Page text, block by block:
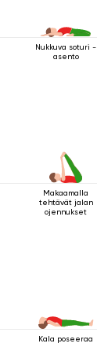
Nukkuva soturi -
asento
Makaamalla
tehtävät jalan
ojennukset
Kala poseeraa